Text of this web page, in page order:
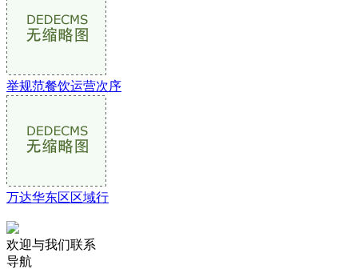
举规范餐饮运营次序
万达华东区区域行
欢迎与我们联系
导航